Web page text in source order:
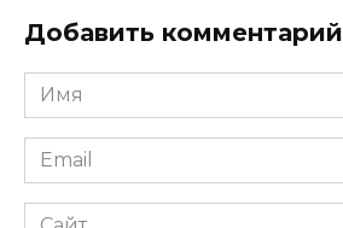
Добавить комментарий
Имя
*
Email
*
Сайт